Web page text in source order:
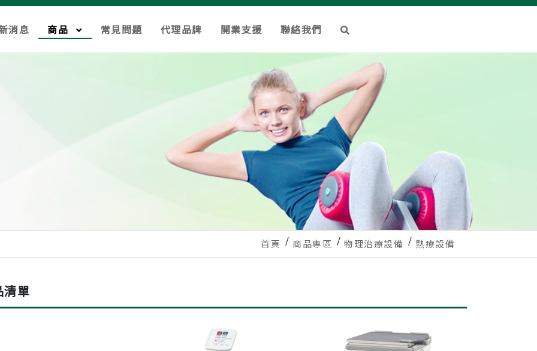
消息 商品 常見問題 代理品牌 開業支援 聯絡我們
首頁 商品專區 物理治療設備 熱療設備
清單